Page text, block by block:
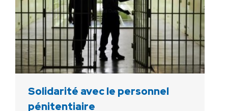
Solidarité avec le personnel
pénitentiaire